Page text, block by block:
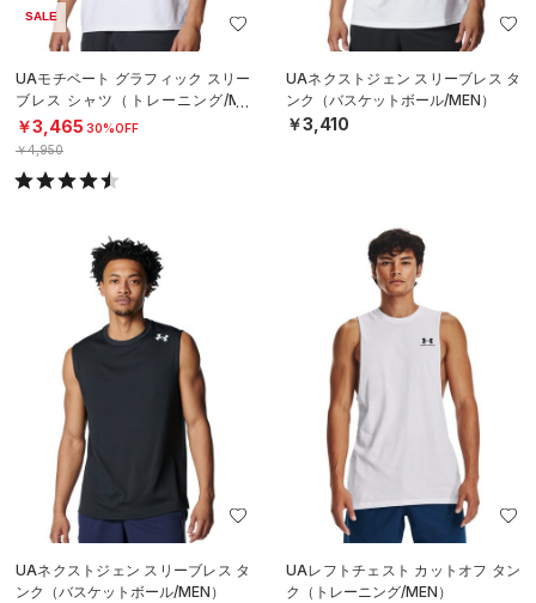
SALE
UAモチベート グラフィック スリー
ブレス シャツ（トレーニング/ME
N）
￥3,465 30%OFF
￥4,950
UAネクストジェン スリーブレス タ
ンク（バスケットボール/MEN）
￥3,410
UAネクストジェン スリーブレス タ
ンク（バスケットボール/MEN）
UAレフトチェスト カットオフ タン
ク（トレーニング/MEN）